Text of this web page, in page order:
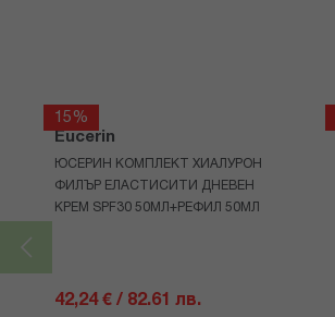
15%
Eucerin
ЮСЕРИН КОМПЛЕКТ ХИАЛУРОН
ФИЛЪР ЕЛАСТИСИТИ ДНЕВЕН
КРЕМ SPF30 50МЛ+РЕФИЛ 50МЛ
42,24 € / 82.61 лв.